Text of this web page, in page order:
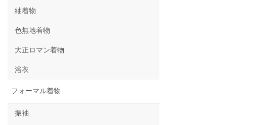
紬着物
色無地着物
大正ロマン着物
浴衣
フォーマル着物
振袖